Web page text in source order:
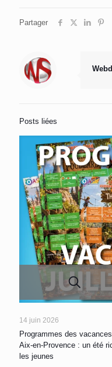
Partager
Posts liées
14 juin 2026
Programmes des
Aix-en-Provence : un été
les jeunes